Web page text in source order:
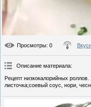
Просмотры: 0
Описание материала:
Рецепт низкокалорийных
листочка;соевый соус, нори,